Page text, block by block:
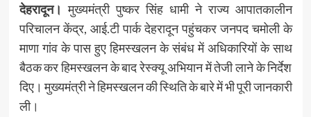
देहरादून। मुख्यमंत्री पुष्कर सिंह धामी ने राज्य आपातकालीन
परिचालन केंद्र, आई.टी पार्क देहरादून पहुंचकर जनपद चमोली के
माणा गांव के पास हुए हिमस्खलन के संबंध में अधिकारियों के साथ
बैठक कर हिमस्खलन के बाद रेस्क्यू अभियान में तेजी लाने के निर्देश
दिए। मुख्यमंत्री ने हिमस्खलन की स्थिति के बारे में भी पूरी जानकारी
ली।